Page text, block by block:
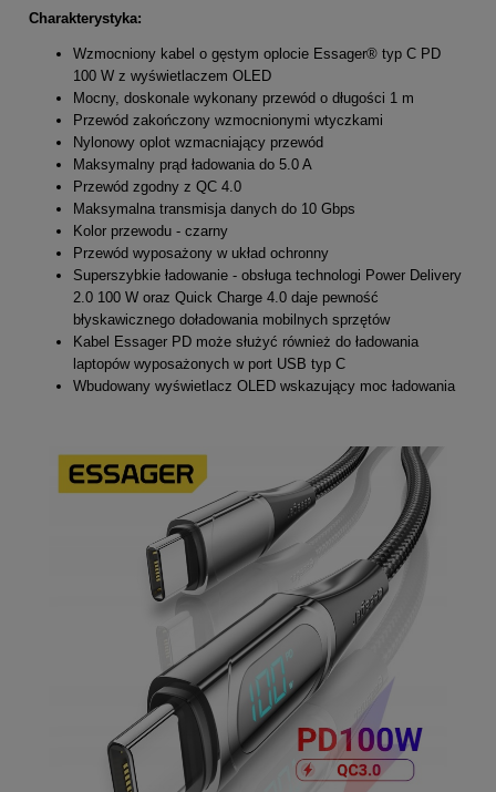
Charakterystyka:
Wzmocniony kabel o gęstym oplocie Essager® typ C PD
100 W z wyświetlaczem OLED
Mocny, doskonale wykonany przewód o długości 1 m
Przewód zakończony wzmocnionymi wtyczkami
Nylonowy oplot wzmacniający przewód
Maksymalny prąd ładowania do 5.0 A
Przewód zgodny z QC 4.0
Maksymalna transmisja danych do 10 Gbps
Kolor przewodu - czarny
Przewód wyposażony w układ ochronny
Superszybkie ładowanie - obsługa technologi Power Delivery
2.0 100 W oraz Quick Charge 4.0 daje pewność
błyskawicznego doładowania mobilnych sprzętów
Kabel Essager PD może służyć również do ładowania
laptopów wyposażonych w port USB typ C
Wbudowany wyświetlacz OLED wskazujący moc ładowania